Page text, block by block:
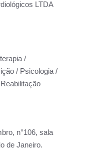
LTDA
/
/ Psicologia /
n°106, sala
de Janeiro.